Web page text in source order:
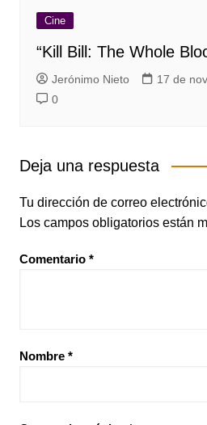
Cine
“Kill Bill: The Whole
Jerónimo Nieto
17 de
0
Deja una respuesta
Tu dirección de correo
Los campos obligatorios están
Comentario *
Nombre *